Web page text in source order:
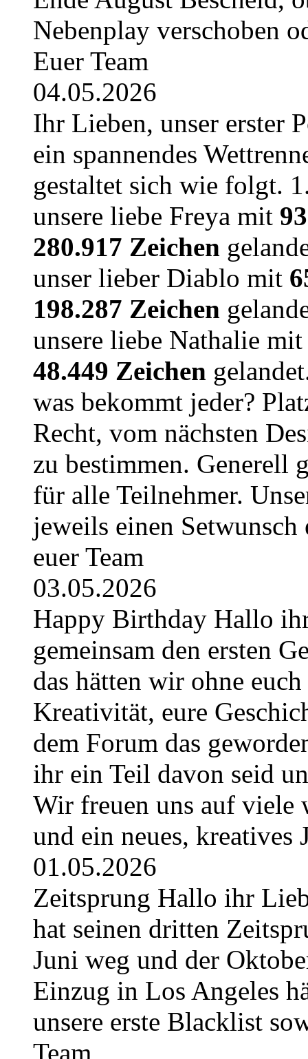
Nebenplay verschoben
Euer Team
04.05.2026
Ihr Lieben, unser erster
ein spannendes
gestaltet sich wie folgt.
unsere liebe Freya mit
280.917 Zeichen
unser lieber Diablo mit
198.287 Zeichen
unsere liebe Nathalie
48.449 Zeichen
was bekommt jeder?
Recht, vom nächsten
zu bestimmen. Generell
für alle Teilnehmer.
jeweils einen
euer Team
03.05.2026
Happy Birthday Hallo
gemeinsam den ersten
das hätten wir ohne
Kreativität, eure
dem Forum das
ihr ein Teil davon seid
Wir freuen uns auf viele
und ein neues, kreatives
01.05.2026
Zeitsprung Hallo ihr
hat seinen dritten
Juni weg und der
Einzug in Los Angeles
unsere erste Blacklist
Team